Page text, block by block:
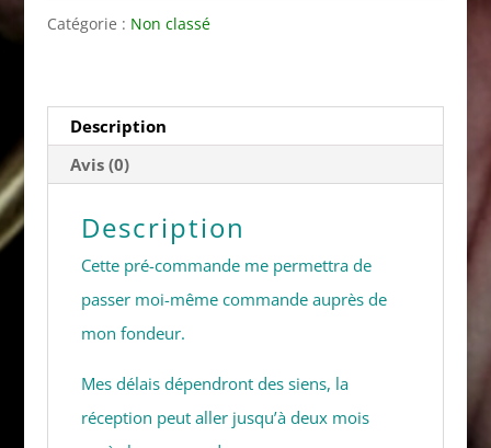
commande
en
bronze
massif
Catégorie : Non classé
Description
Avis (0)
Description
Cette pré-commande me permettra de
passer moi-même commande auprès de
mon fondeur.
Mes délais dépendront des siens, la
réception peut aller jusqu’à deux mois